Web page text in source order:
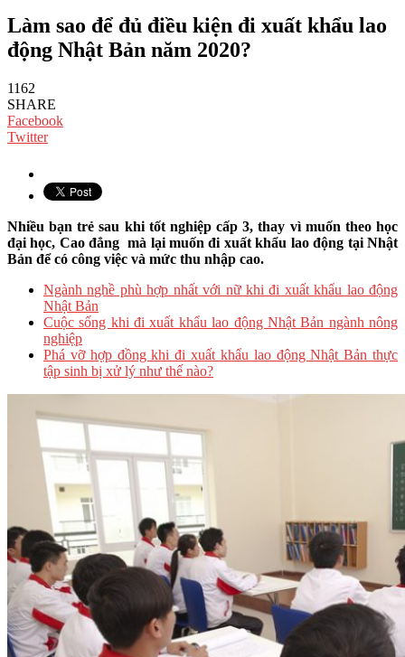
Làm sao để đủ điều kiện đi xuất khẩu lao
động Nhật Bản năm 2020?
1162
SHARE
Facebook
Twitter
Nhiều bạn trẻ sau khi tốt nghiệp cấp 3, thay vì muốn theo học
đại học, Cao đẳng mà lại muốn đi xuất khẩu lao động tại Nhật
Bản để có công việc và mức thu nhập cao.
Ngành nghề phù hợp nhất với nữ khi đi xuất khẩu lao động
Nhật Bản
Cuộc sống khi đi xuất khẩu lao động Nhật Bản ngành nông
nghiệp
Phá vỡ hợp đồng khi đi xuất khẩu lao động Nhật Bản thực
tập sinh bị xử lý như thế nào?